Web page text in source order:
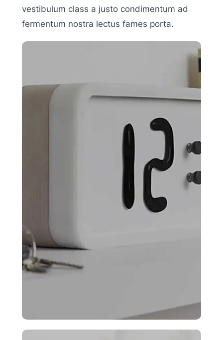
vestibulum class a justo condimentum ad
fermentum nostra lectus fames porta.